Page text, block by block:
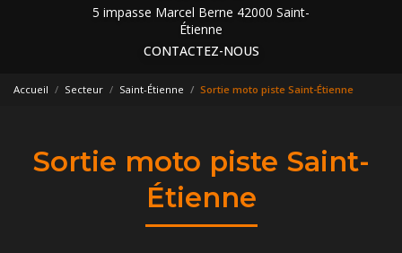
5 impasse Marcel Berne 42000 Saint-
Étienne
CONTACTEZ-NOUS
Accueil Secteur Saint-Étienne Sortie moto piste Saint-Étienne
Sortie moto piste Saint-
Étienne